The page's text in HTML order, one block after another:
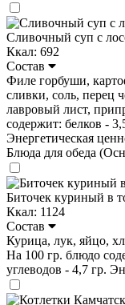
Сливочный суп с
Ккал: 692
Состав
Филе горбуши,
сливки, соль, перец
лавровый лист,
содержит: белков -
Энергетическая
Блюда для обеда
Биточек куриный в
Ккал: 1124
Состав
Курица, лук, яйцо,
На 100 гр. блюдо
углеводов - 4,7 гр.